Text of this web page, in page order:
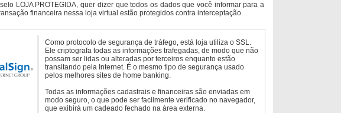
LOJA PROTEGIDA, quer dizer que todos os dados que você informar para a
financeira nessa loja virtual estão protegidos contra interceptação.
Como protocolo de segurança de tráfego, está loja utiliza o SSL.
Ele criptografa todas as informações trafegadas, de modo que não
possam ser lidas ou alteradas por terceiros enquanto estão
transitando pela Internet. É o mesmo tipo de segurança usado
pelos melhores sites de home banking.
Todas as informações cadastrais e financeiras são enviadas em
modo seguro, o que pode ser facilmente verificado no navegador,
que exibirá um cadeado fechado na área externa.